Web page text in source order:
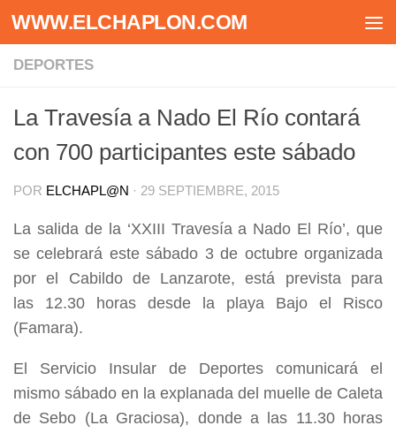
Saltar al contenido
WWW.ELCHAPLON.COM
DEPORTES
La Travesía a Nado El Río contará
con 700 participantes este sábado
POR ELCHAPL@N · 29 SEPTIEMBRE, 2015
La salida de la ‘XXIII Travesía a Nado El Río’, que
se celebrará este sábado 3 de octubre organizada
por el Cabildo de Lanzarote, está prevista para
las 12.30 horas desde la playa Bajo el Risco
(Famara).
El Servicio Insular de Deportes comunicará el
mismo sábado en la explanada del muelle de Caleta
de Sebo (La Graciosa), donde a las 11.30 horas